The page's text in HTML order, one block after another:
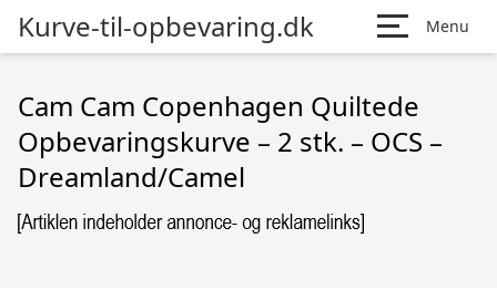
Kurve-til-opbevaring.dk Menu
Cam Cam Copenhagen Quiltede
Opbevaringskurve – 2 stk. – OCS –
Dreamland/Camel